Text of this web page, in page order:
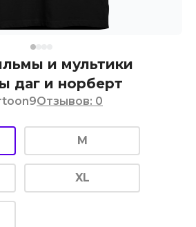
и мультики
даг и норберт
Отзывов: 0
M
XL